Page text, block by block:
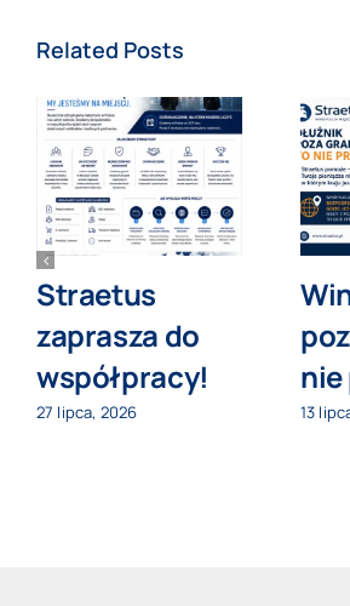
Related Posts
Straetus
zaprasza do
współpracy!
27 lipca, 2026 13